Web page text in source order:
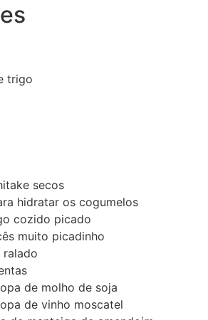
trigo
secos
hidratar os cogumelos
cozido picado
muito picadinho
ralado
de molho de soja
de vinho moscatel